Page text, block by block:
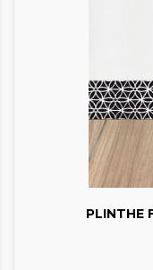
PLINTHE